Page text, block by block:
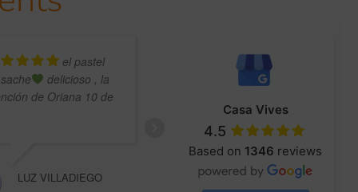
el pastel
delicioso , la
de Oriana 10 de
LUZ VILLADIEGO
patisserie, the.most !!;)
Casa Vives
4.5
Based on 1346 reviews